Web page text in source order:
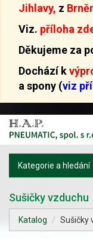
Jihlavy, z
Viz. příloha
Děkujeme za
Dochází k
a spony (viz
Kategorie a hledání
Sušičky vzduchu
Katalog Sušičky